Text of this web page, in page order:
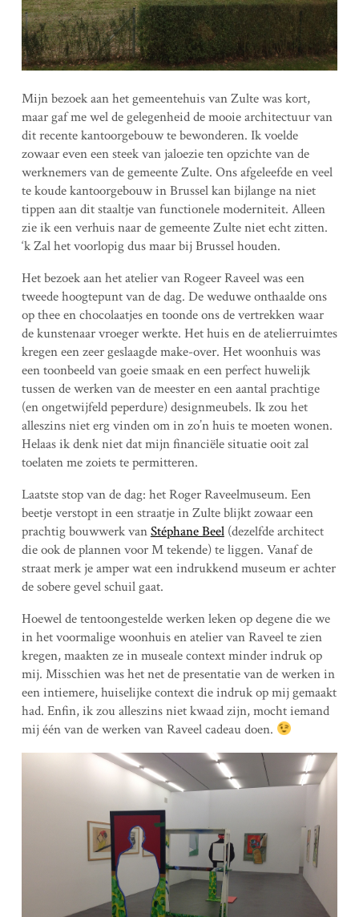
Mijn bezoek aan het gemeentehuis van Zulte was kort,
maar gaf me wel de gelegenheid de mooie architectuur van
dit recente kantoorgebouw te bewonderen. Ik voelde
zowaar even een steek van jaloezie ten opzichte van de
werknemers van de gemeente Zulte. Ons afgeleefde en veel
te koude kantoorgebouw in Brussel kan bijlange na niet
tippen aan dit staaltje van functionele moderniteit. Alleen
zie ik een verhuis naar de gemeente Zulte niet echt zitten.
‘k Zal het voorlopig dus maar bij Brussel houden.
Het bezoek aan het atelier van Rogeer Raveel was een
tweede hoogtepunt van de dag. De weduwe onthaalde ons
op thee en chocolaatjes en toonde ons de vertrekken waar
de kunstenaar vroeger werkte. Het huis en de atelierruimtes
kregen een zeer geslaagde make-over. Het woonhuis was
een toonbeeld van goeie smaak en een perfect huwelijk
tussen de werken van de meester en een aantal prachtige
(en ongetwijfeld peperdure) designmeubels. Ik zou het
alleszins niet erg vinden om in zo’n huis te moeten wonen.
Helaas ik denk niet dat mijn financiële situatie ooit zal
toelaten me zoiets te permitteren.
Laatste stop van de dag: het Roger Raveelmuseum. Een
beetje verstopt in een straatje in Zulte blijkt zowaar een
prachtig bouwwerk vanStéphane Beel(dezelfde architect
die ook de plannen voor M tekende) te liggen. Vanaf de
straat merk je amper wat een indrukkend museum er achter
de sobere gevel schuil gaat.
Hoewel de tentoongestelde werken leken op degene die we
in het voormalige woonhuis en atelier van Raveel te zien
kregen, maakten ze in museale context minder indruk op
mij. Misschien was het net de presentatie van de werken in
een intiemere, huiselijke context die indruk op mij gemaakt
had. Enfin, ik zou alleszins niet kwaad zijn, mocht iemand
mij één van de werken van Raveel cadeau doen.